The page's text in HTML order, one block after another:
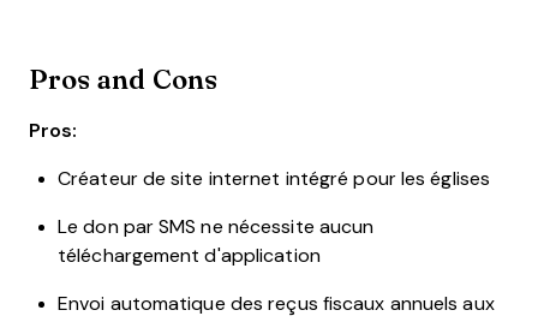
Pros and Cons
Pros:
Créateur de site internet intégré pour les églises
Le don par SMS ne nécessite aucun
téléchargement d'application
Envoi automatique des reçus fiscaux annuels aux